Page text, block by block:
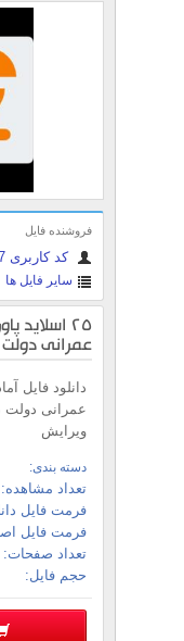
فروشنده فایل
کد کاربری 14357
سایر فایل ها
25 اسلاید
عمرانی دولت
دانلود فایل
ویرایش
دسته بندی:
تعداد مشاهده:
فرمت فایل
فرمت فایل
تعداد صفحات:
حجم فایل: